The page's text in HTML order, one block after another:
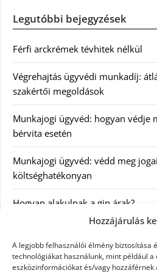
Hozzájárulás
A legjobb felhasználói élmény biztosítása
technológiákat használunk, mint például
eszközinformációkat és/vagy hozzáférnek
Legutóbbi bejegyzések
Férfi arckrémek tévhitek nélkül
Végrehajtás ügyvédi munkadíj:
szakértői megoldások
Munkajogi ügyvéd: hogyan védje
bérvita esetén
Munkajogi ügyvéd: védd meg
költséghatékonyan
Hogyan alakulnak a gin árak?
Kategóriák